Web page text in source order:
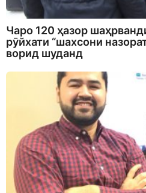
Чаро 120 ҳазор
рӯйхати “шахсони
ворид шуданд